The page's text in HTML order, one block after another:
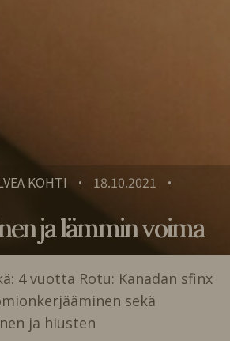
KOHTI • 18.10.2021 •
ja lämmin voima
4 vuotta Rotu: Kanadan sfinx
sekä
ja hiusten